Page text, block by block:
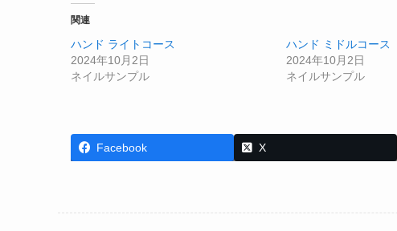
関連
ハンド ライトコース
2024年10月2日
ネイルサンプル
ハンド ミドルコース
2024年10月2日
ネイルサンプル
Facebook X